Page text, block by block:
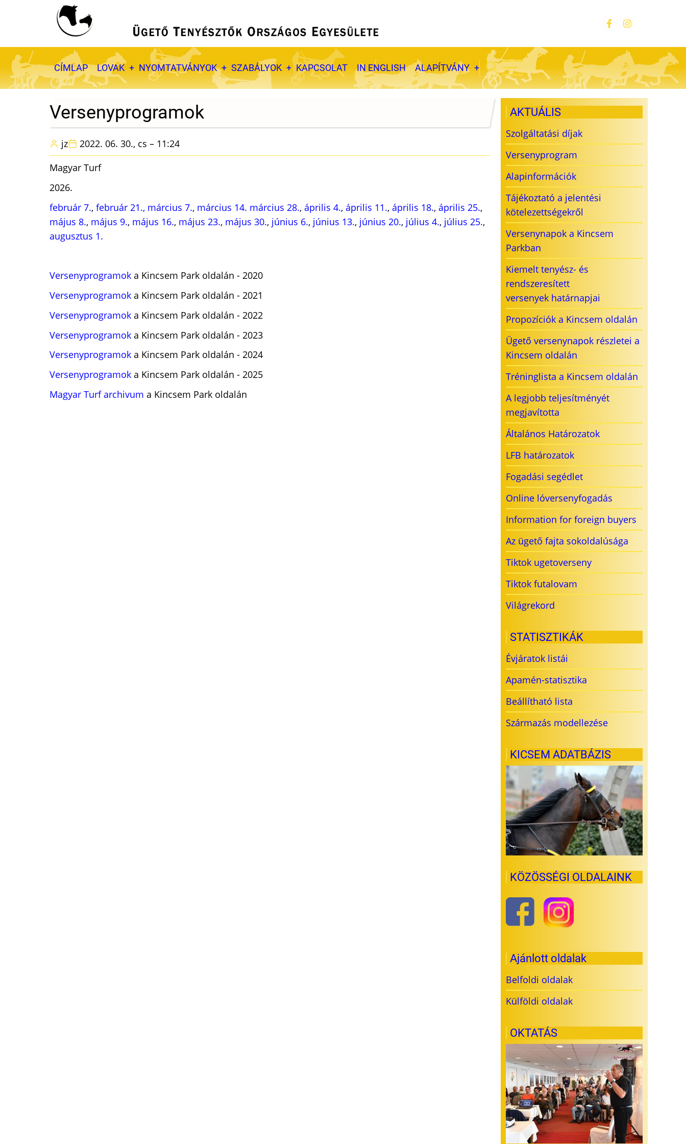
Fő
navigáció
CÍMLAP LOVAK NYOMTATVÁNYOK SZABÁLYOK KAPCSOLAT IN ENGLISH ALAPÍTVÁNY
Versenyprogramok
jz
2022. 06. 30., cs – 11:24
Magyar Turf
2026.
február 7., február 21., március 7., március 14. március 28., április 4., április 11., április 18., április 25.,
május 8., május 9., május 16., május 23., május 30., június 6., június 13., június 20., július 4., július 25.,
augusztus 1.
Versenyprogramok a Kincsem Park oldalán - 2020
Versenyprogramok a Kincsem Park oldalán - 2021
Versenyprogramok a Kincsem Park oldalán - 2022
Versenyprogramok a Kincsem Park oldalán - 2023
Versenyprogramok a Kincsem Park oldalán - 2024
Versenyprogramok a Kincsem Park oldalán - 2025
Magyar Turf archivum a Kincsem Park oldalán
AKTUÁLIS
Szolgáltatási díjak
Versenyprogram
Alapinformációk
Tájékoztató a jelentési
kötelezettségekről
Versenynapok a Kincsem
Parkban
Kiemelt tenyész- és
rendszeresített
versenyek határnapjai
Propozíciók a Kincsem oldalán
Ügető versenynapok részletei a
Kincsem oldalán
Tréninglista a Kincsem oldalán
A legjobb teljesítményét
megjavította
Általános Határozatok
LFB határozatok
Fogadási segédlet
Online lóversenyfogadás
Information for foreign buyers
Az ügető fajta sokoldalúsága
Tiktok ugetoverseny
Tiktok futalovam
Világrekord
STATISZTIKÁK
Évjáratok listái
Apamén-statisztika
Beállítható lista
Származás modellezése
KICSEM ADATBÁZIS
KÖZÖSSÉGI OLDALAINK
Ajánlott oldalak
Belfoldi oldalak
Külföldi oldalak
OKTATÁS